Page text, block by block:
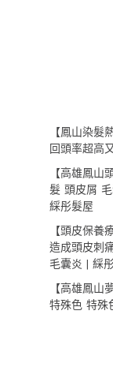
【鳳山染髮
回頭率超高
【高雄鳳山
髮 頭皮屑
綵彤髮屋
【頭皮保養
造成頭皮刺
毛囊炎 | 綵
【高雄鳳山
特殊色 特殊